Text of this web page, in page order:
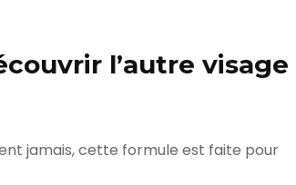
l’autre visage
jamais, cette formule est faite pour